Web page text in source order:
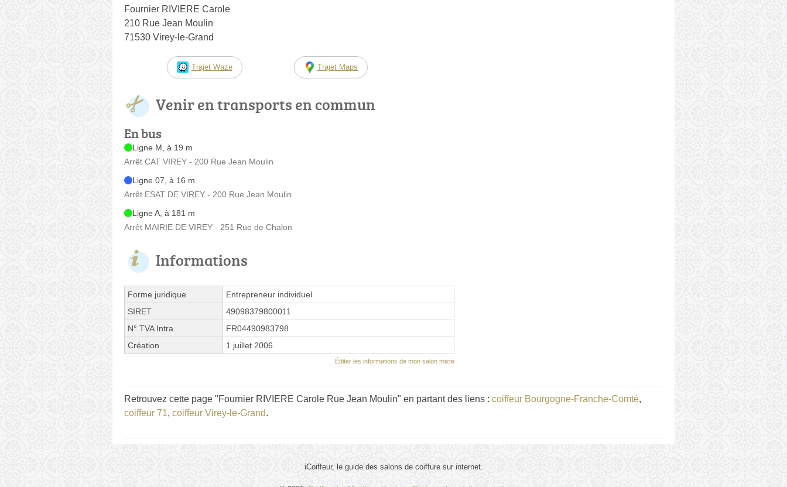
Fournier RIVIERE Carole
210 Rue Jean Moulin
71530 Virey-le-Grand
Trajet Waze Trajet Maps
Venir en transports en commun
En bus
Ligne M, à 19 m
Arrêt CAT VIREY - 200 Rue Jean Moulin
Ligne 07, à 16 m
Arrêt ESAT DE VIREY - 200 Rue Jean Moulin
Ligne A, à 181 m
Arrêt MAIRIE DE VIREY - 251 Rue de Chalon
Informations
Forme juridique
Entrepreneur individuel
SIRET
49098379800011
N° TVA Intra.
FR04490983798
Création
1 juillet 2006
Éditer les informations de mon salon mixte
Retrouvez cette page "Fournier RIVIERE Carole Rue Jean Moulin" en partant des liens : coiffeur Bourgogne-Franche-Comté,
coiffeur 71, coiffeur Virey-le-Grand.
iCoiffeur, le guide des salons de coiffure sur internet.